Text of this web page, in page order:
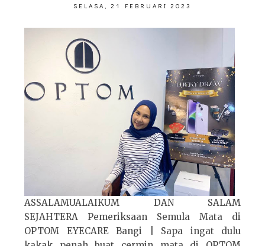
SELASA, 21 FEBRUARI 2023
ASSALAMUALAIKUM DAN SALAM
SEJAHTERA Pemeriksaan Semula Mata di
OPTOM EYECARE Bangi | Sapa ingat dulu